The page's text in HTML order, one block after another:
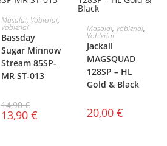
AKCIJA!
Į KREPŠELĮ
Masalai, Vobleriai,
Vobleriai
Bassday
Sugar Minnow
Stream 85SP-
MR ST-013
14,90€
13,90 €
Į KREPŠELĮ
Masalai, Vobleriai,
Vobleriai
Jackall
MAGSQUAD
128SP – HL
Gold & Black
20,00 €